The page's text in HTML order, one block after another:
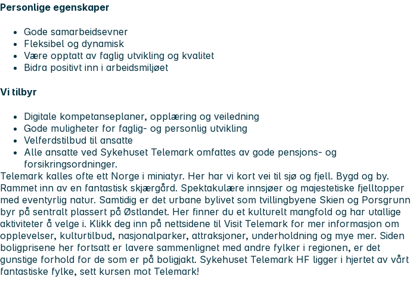
Personlige egenskaper
Gode samarbeidsevner
Fleksibel og dynamisk
Være opptatt av faglig utvikling og kvalitet
Bidra positivt inn i arbeidsmiljøet
Vi tilbyr
Digitale kompetanseplaner, opplæring og veiledning
Gode muligheter for faglig- og personlig utvikling
Velferdstilbud til ansatte
Alle ansatte ved Sykehuset Telemark omfattes av gode pensjons- og
forsikringsordninger.
Telemark kalles ofte ett Norge i miniatyr. Her har vi kort vei til sjø og fjell. Bygd og by.
Rammet inn av en fantastisk skjærgård. Spektakulære innsjøer og majestetiske fjelltopper
med eventyrlig natur. Samtidig er det urbane bylivet som tvillingbyene Skien og Porsgrunn
byr på sentralt plassert på Østlandet. Her finner du et kulturelt mangfold og har utallige
aktiviteter å velge i. Klikk deg inn på nettsidene til Visit Telemark for mer informasjon om
opplevelser, kulturtilbud, nasjonalparker, attraksjoner, underholdning og mye mer. Siden
boligprisene her fortsatt er lavere sammenlignet med andre fylker i regionen, er det
gunstige forhold for de som er på boligjakt. Sykehuset Telemark HF ligger i hjertet av vårt
fantastiske fylke, sett kursen mot Telemark!